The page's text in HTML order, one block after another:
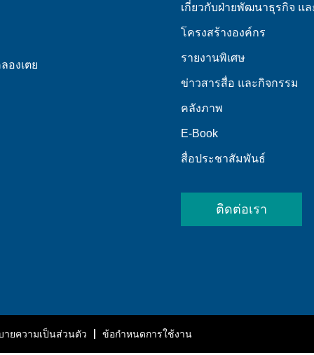
องเตย
เกี่ยวกับฝ่ายพัฒนาธุรกิจ แ
โครงสร้างองค์กร
รายงานพิเศษ
ข่าวสารสื่อ และกิจกรรม
คลังภาพ
E-Book
สื่อประชาสัมพันธ์
ติดต่อเรา
ายความเป็นส่วนตัว ข้อกำหนดการใช้งาน